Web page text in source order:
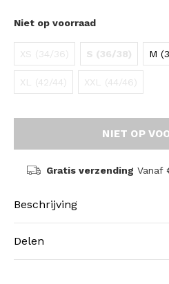
Niet op voorraad
XS (34/36) S (36/38) M
XL (42/44) XXL (44/46)
NIET OP
Gratis verzending Vanaf
Beschrijving
Delen